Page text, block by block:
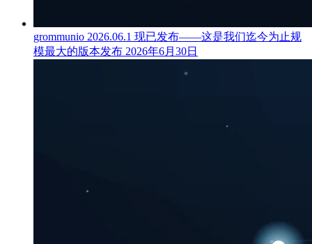
grommunio 2026.06.1 现已发布——这是我们迄今为止规
模最大的版本发布 2026年6月30日